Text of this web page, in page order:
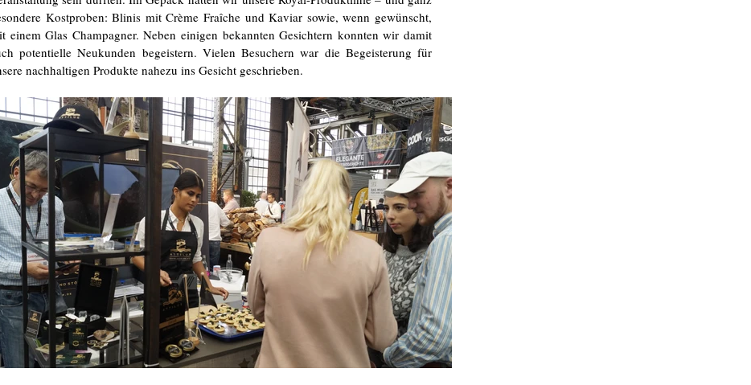
Kostproben: Blinis mit Crème Fraîche und Kaviar sowie, wenn gewünscht,
einem Glas Champagner. Neben einigen bekannten Gesichtern konnten wir damit
potentielle Neukunden begeistern. Vielen Besuchern war die Begeisterung für
nachhaltigen Produkte nahezu ins Gesicht geschrieben.